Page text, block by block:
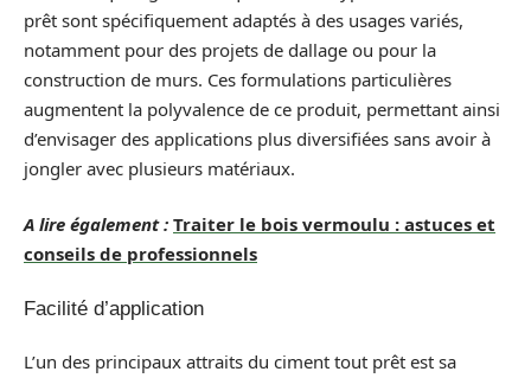
prêt sont spécifiquement adaptés à des usages variés,
notamment pour des projets de dallage ou pour la
construction de murs. Ces formulations particulières
augmentent la polyvalence de ce produit, permettant ainsi
d’envisager des applications plus diversifiées sans avoir à
jongler avec plusieurs matériaux.
A lire également : Traiter le bois vermoulu : astuces et
conseils de professionnels
Facilité d’application
L’un des principaux attraits du ciment tout prêt est sa